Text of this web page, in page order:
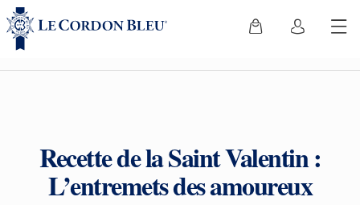
Recette de la Saint Valentin :
L’entremets des amoureux